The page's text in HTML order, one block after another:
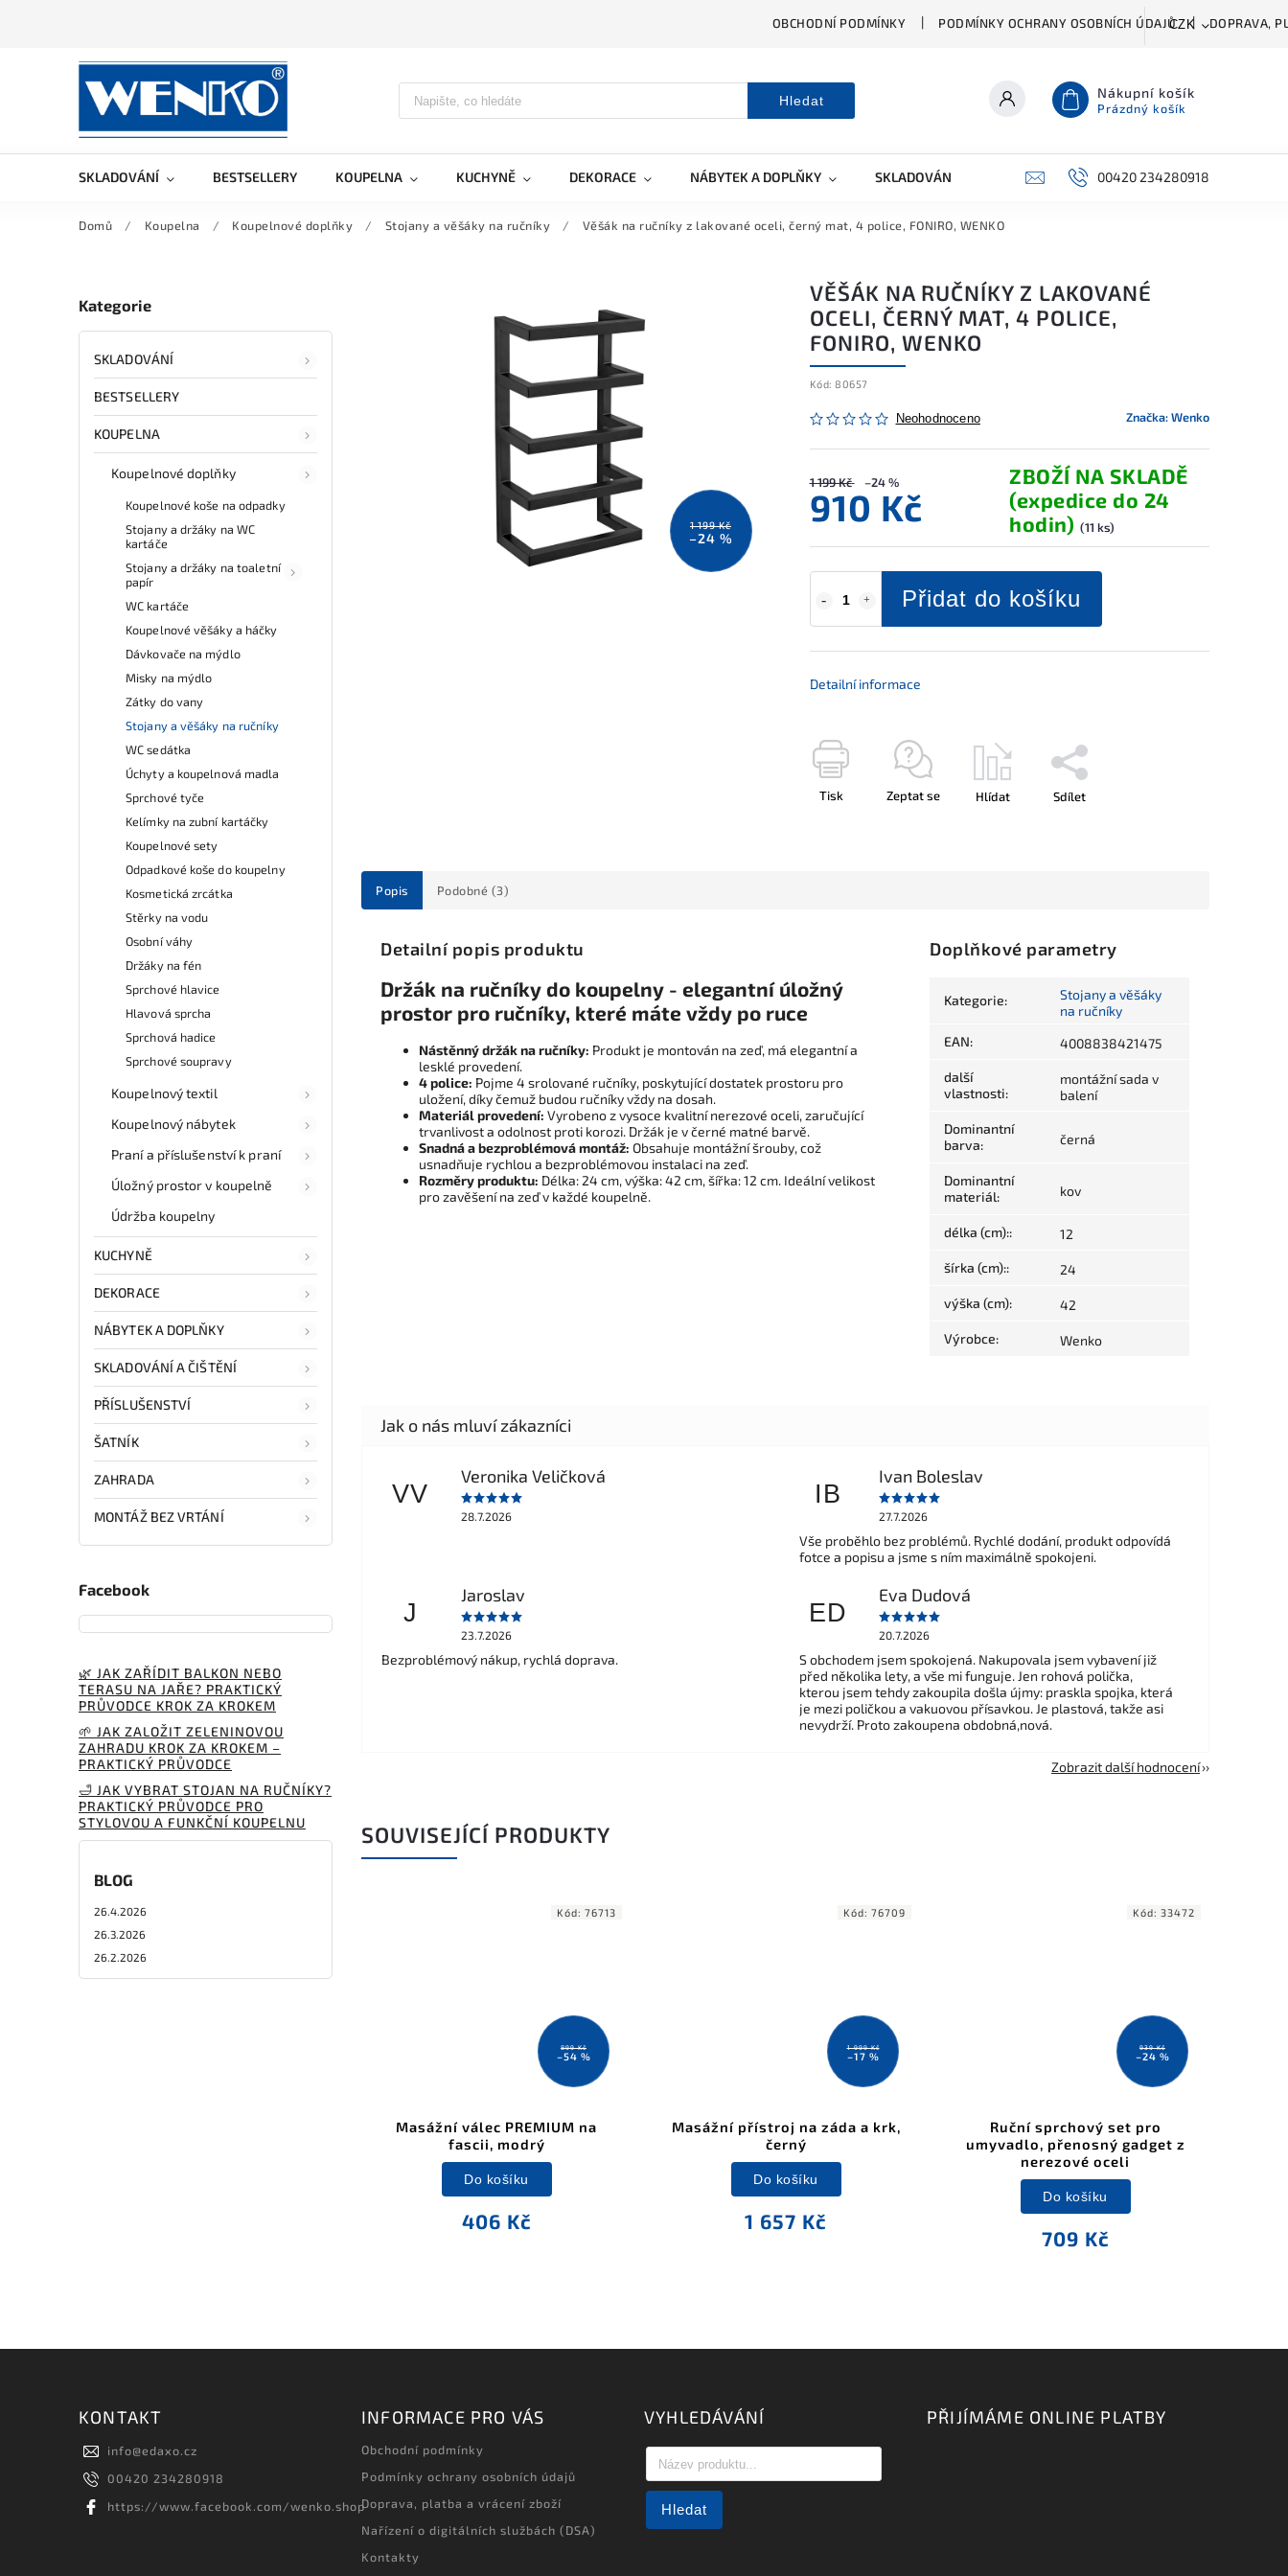
OBCHODNÍ PODMÍNKY PODMÍNKY OCHRANY OSOBNÍCH ÚDAJŮ DOPRAVA,
CZK
Hledat Nákupní košík
Prázdný košík
SKLADOVÁNÍ BESTSELLERY KOUPELNA KUCHYNĚ DEKORACE NÁBYTEK A DOPLŇKY SKLADOVÁNÍ A ČIŠTĚNÍ PŘÍSLUŠENSTVÍ
00420 234280918
Domů / Koupelna / Koupelnové doplňky / Stojany a věšáky na ručníky / Věšák na ručníky z lakované oceli, černý mat, 4 police, FONIRO, WENKO
Kategorie
SKLADOVÁNÍ
BESTSELLERY
KOUPELNA
Koupelnové doplňky
Koupelnové koše na odpadky
Stojany a držáky na WC
kartáče
Stojany a držáky na toaletní
papír
WC kartáče
Koupelnové věšáky a háčky
Dávkovače na mýdlo
Misky na mýdlo
Zátky do vany
Stojany a věšáky na ručníky
WC sedátka
Úchyty a koupelnová madla
Sprchové tyče
Kelímky na zubní kartáčky
Koupelnové sety
Odpadkové koše do koupelny
Kosmetická zrcátka
Stěrky na vodu
Osobní váhy
Držáky na fén
Sprchové hlavice
Hlavová sprcha
Sprchová hadice
Sprchové soupravy
Koupelnový textil
Koupelnový nábytek
Praní a příslušenství k praní
Úložný prostor v koupelně
Údržba koupelny
KUCHYNĚ
DEKORACE
NÁBYTEK A DOPLŇKY
SKLADOVÁNÍ A ČIŠTĚNÍ
PŘÍSLUŠENSTVÍ
ŠATNÍK
ZAHRADA
MONTÁŽ BEZ VRTÁNÍ
Facebook
🌿 JAK ZAŘÍDIT BALKON NEBO
TERASU NA JAŘE? PRAKTICKÝ
PRŮVODCE KROK ZA KROKEM
🌱 JAK ZALOŽIT ZELENINOVOU
ZAHRADU KROK ZA KROKEM –
PRAKTICKÝ PRŮVODCE
🛁 JAK VYBRAT STOJAN NA RUČNÍKY?
PRAKTICKÝ PRŮVODCE PRO
STYLOVOU A FUNKČNÍ KOUPELNU
BLOG
26.4.2026
26.3.2026
26.2.2026
1 199 Kč
–24 %
VĚŠÁK NA RUČNÍKY Z LAKOVANÉ
OCELI, ČERNÝ MAT, 4 POLICE,
FONIRO, WENKO
Kód: 80657
Neohodnoceno Značka:Wenko
1 199 Kč –24 %
910 Kč
ZBOŽÍ NA SKLADĚ
(expedice do 24
hodin) (11 ks)
Přidat do košíku
Detailní informace
Tisk Zeptat se Hlídat Sdílet
Popis Podobné (3)
Detailní popis produktu
Držák na ručníky do koupelny - elegantní úložný
prostor pro ručníky, které máte vždy po ruce
Nástěnný držák na ručníky: Produkt je montován na zeď, má elegantní a
lesklé provedení.
4 police: Pojme 4 srolované ručníky, poskytující dostatek prostoru pro
uložení, díky čemuž budou ručníky vždy na dosah.
Materiál provedení: Vyrobeno z vysoce kvalitní nerezové oceli, zaručující
trvanlivost a odolnost proti korozi. Držák je v černé matné barvě.
Snadná a bezproblémová montáž: Obsahuje montážní šrouby, což
usnadňuje rychlou a bezproblémovou instalaci na zeď.
Rozměry produktu: Délka: 24 cm, výška: 42 cm, šířka: 12 cm. Ideální velikost
pro zavěšení na zeď v každé koupelně.
Doplňkové parametry
Kategorie:
Stojany a věšáky
na ručníky
EAN: 4008838421475
další
vlastnosti:
montážní sada v
balení
Dominantní
barva: černá
Dominantní
materiál: kov
délka (cm):: 12
šírka (cm):: 24
výška (cm): 42
Výrobce: Wenko
VV
Veronika Veličková
28.7.2026
IB
Ivan Boleslav
27.7.2026
Vše proběhlo bez problémů. Rychlé dodání, produkt odpovídá
fotce a popisu a jsme s ním maximálně spokojeni.
J
Jaroslav
23.7.2026
Bezproblémový nákup, rychlá doprava.
ED
Eva Dudová
20.7.2026
S obchodem jsem spokojená. Nakupovala jsem vybavení již
před několika lety, a vše mi funguje. Jen rohová polička,
kterou jsem tehdy zakoupila došla újmy: praskla spojka, která
je mezi poličkou a vakuovou přísavkou. Je plastová, takže asi
nevydrží. Proto zakoupena obdobná,nová.
Zobrazit další hodnocení
SOUVISEJÍCÍ PRODUKTY
899 Kč
–54 %
Masážní válec PREMIUM na
fascii, modrý
406 Kč
Do košíku
Kód: 76713
1 999 Kč
–17 %
Masážní přístroj na záda a krk,
černý
1 657 Kč
Do košíku
Kód: 76709
939 Kč
–24 %
Ruční sprchový set pro
umyvadlo, přenosný gadget z
nerezové oceli
709 Kč
Do košíku
Kód: 33472
KONTAKT
info@edaxo.cz
00420 234280918
https://www.facebook.com/wenko.shop
INFORMACE PRO VÁS
Obchodní podmínky
Podmínky ochrany osobních údajů
Doprava, platba a vrácení zboží
Nařízení o digitálních službách (DSA)
Kontakty
VYHLEDÁVÁNÍ
Hledat
PŘIJÍMÁME ONLINE PLATBY